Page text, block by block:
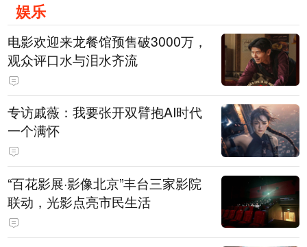
娱乐
电影欢迎来龙餐馆预售破3000万，
观众评口水与泪水齐流
专访戚薇：我要张开双臂抱AI时代
一个满怀
“百花影展·影像北京”丰台三家影院
联动，光影点亮市民生活